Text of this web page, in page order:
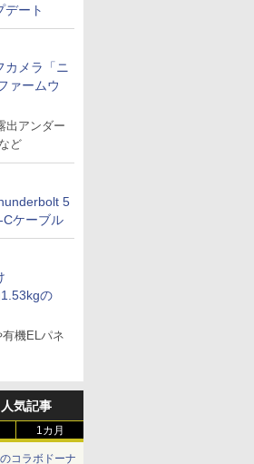
デート
カメラ「ニ
ァームウ
出アンダー
ど
5
Cケーブル
の
機ELパネ
気記事
1カ月
コラボドーナ